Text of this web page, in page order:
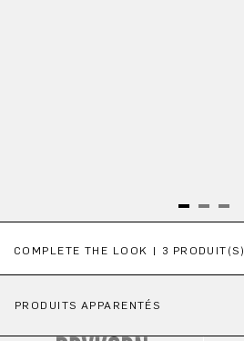
COMPLETE THE LOOK | 3 PRODUIT(S)
PRODUITS APPARENTÉS